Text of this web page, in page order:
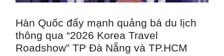
Hàn Quốc đẩy mạnh quảng bá du lịch
thông qua “2026 Korea Travel
Roadshow” TP Đà Nẵng và TP.HCM